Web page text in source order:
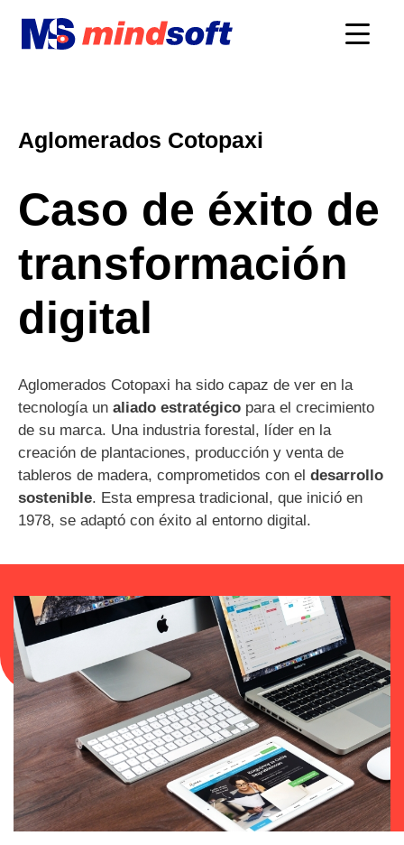
Aglomerados Cotopaxi
Caso de éxito de
transformación
digital
Aglomerados Cotopaxi ha sido capaz de ver en la
tecnología un aliado estratégico para el crecimiento
de su marca. Una industria forestal, líder en la
creación de plantaciones, producción y venta de
tableros de madera, comprometidos con el desarrollo
sostenible. Esta empresa tradicional, que inició en
1978, se adaptó con éxito al entorno digital.